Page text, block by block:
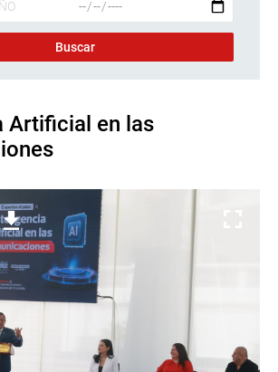
Artificial en las